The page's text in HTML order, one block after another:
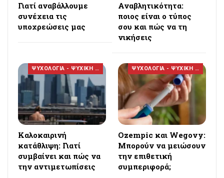
Γιατί αναβάλλουμε
συνέχεια τις
υποχρεώσεις μας
Αναβλητικότητα:
ποιος είναι ο τύπος
σου και πώς να τη
νικήσεις
ΨΥΧΟΛΟΓΙΑ - ΨΥΧΙΚΗ ΥΓΕΙΑ
Καλοκαιρινή
κατάθλιψη: Γιατί
συμβαίνει και πώς να
την αντιμετωπίσεις
ΨΥΧΟΛΟΓΙΑ - ΨΥΧΙΚΗ ΥΓΕΙΑ
Ozempic και Wegovy:
Μπορούν να μειώσουν
την επιθετική
συμπεριφορά;